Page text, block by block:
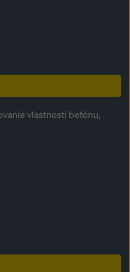
vlastností betónu,